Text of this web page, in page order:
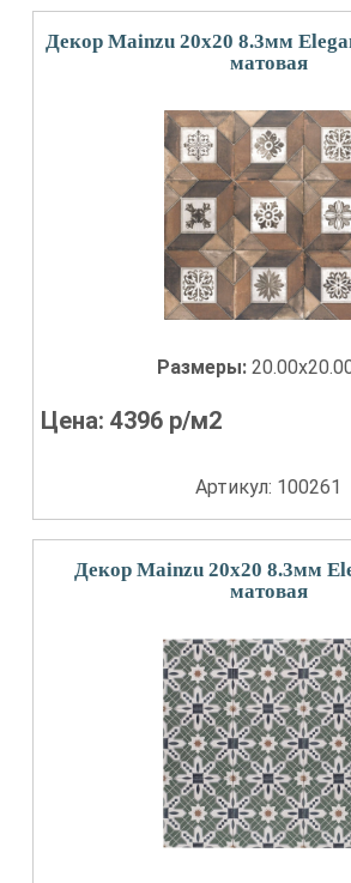
Декор Mainzu 20x20 8.3мм
матовая
Размеры:
Цена:4396 р/м2
Артикул: 100261
Декор Mainzu 20x20 8.3мм
матовая